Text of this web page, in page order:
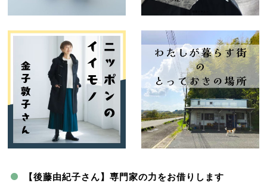
【後藤由紀子さん】専門家の力をお借りします